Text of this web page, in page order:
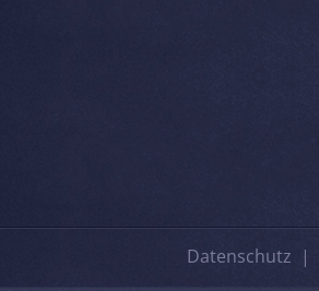
Datenschutz